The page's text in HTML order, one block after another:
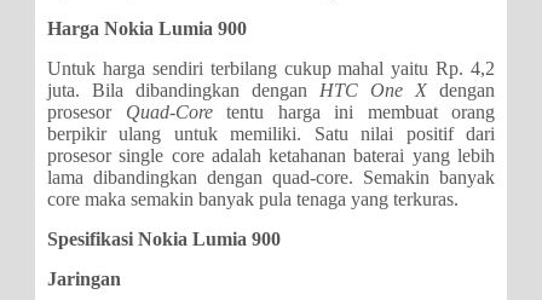
Harga Nokia Lumia 900
Untuk harga sendiri terbilang cukup mahal yaitu Rp. 4,2
juta. Bila dibandingkan dengan HTC One X dengan
prosesor Quad-Coretentu harga ini membuat orang
berpikir ulang untuk memiliki. Satu nilai positif dari
prosesor single core adalah ketahanan baterai yang lebih
lama dibandingkan dengan quad-core. Semakin banyak
core maka semakin banyak pula tenaga yang terkuras.
Spesifikasi Nokia Lumia 900
Jaringan